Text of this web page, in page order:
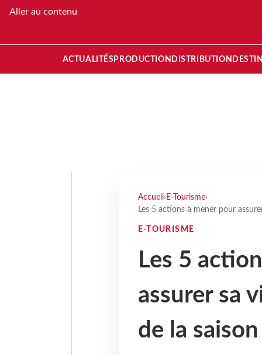
Aller au contenu
ACTUALITÉS PRODUCTION DISTRIBUTION
Accueil › E-Tourisme›
Les 5 actions à mener pour
E-TOURISME
Les 5
assurer sa
de la